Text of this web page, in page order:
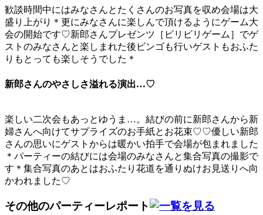
歓談時間中にはみなさんとたくさんのお写真を収め会場は大
盛り上がり＊更にみなさんに楽しんで頂けるようにゲーム大
会の開始です♡新郎さんプレゼンツ［ビリビリゲーム］でゲ
ストのみなさんと楽しまれた後ビンゴも行いゲストもおふた
りもとっても楽しそうでした＊
新郎さんのやさしさ溢れる演出…♡
楽しい二次会もあっとゆうま…。結びの前に新郎さんから新
婦さんへ向けてサプライズのお手紙とお花束♡♡優しい新郎
さんの思いにゲストからは暖かい拍手で会場が包まれました
＊パーティーの結びには会場のみなさんと集合写真の撮影で
す＊集合写真のあとはおふたり花道を通りぬけお見送りへ向
かわれました♡
その他のパーティーレポート